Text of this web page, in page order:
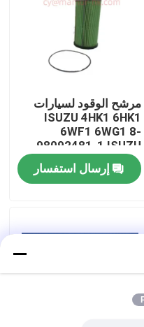
مرشح الوقود لسيارات
ISUZU 4HK1 6HK1
6WF1 6WG1 8-
98092481-1 ISUZU
إرسال استفسار